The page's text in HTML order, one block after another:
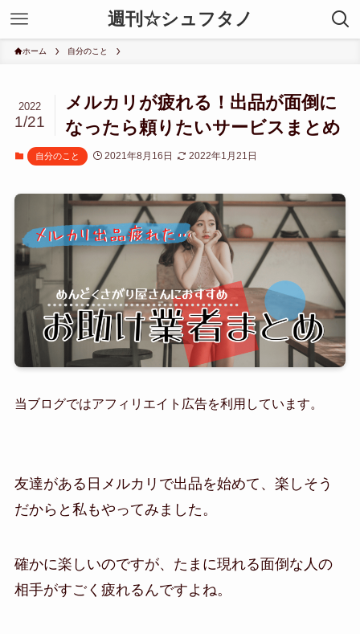
週刊☆シュフタノ
ホーム 自分のこと
メルカリが疲れる！出品が面倒に
なったら頼りたいサービスまとめ
2022
1/21
自分のこと 2021年8月16日 2022年1月21日
当ブログではアフィリエイト広告を利用しています。
友達がある日メルカリで出品を始めて、楽しそう
だからと私もやってみました。
確かに楽しいのですが、たまに現れる面倒な人の
相手がすごく疲れるんですよね。